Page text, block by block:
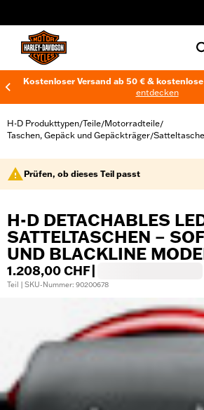
Kostenloser Versand ab 50 € &
entdecken
H-D Produkttypen/Teile/Motorradteile/
Taschen, Gepäck und Gepäckträger/
Prüfen, ob dieses Teil passt
H-D DETACHABLES
SATTELTASCHEN –
UND BLACKLINE
1.208,00 CHF
Teil | SKU-Nummer: 90200678